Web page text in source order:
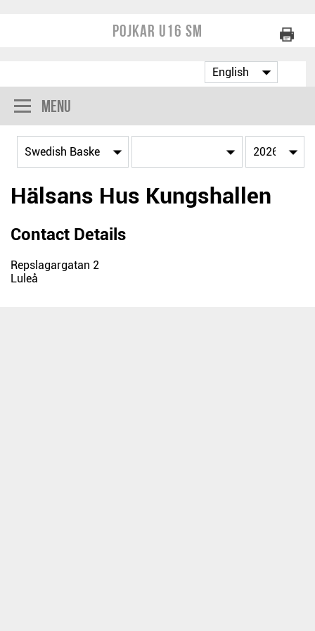
Pojkar U16 SM
Menu
Hälsans Hus Kungshallen
Contact Details
Repslagargatan 2
Luleå